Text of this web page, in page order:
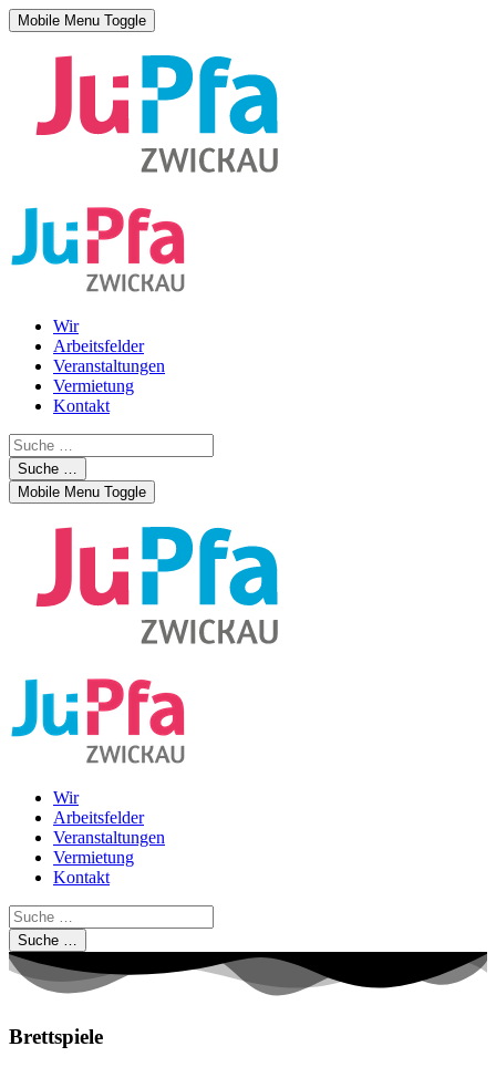
Mobile Menu Toggle
Wir
Arbeitsfelder
Veranstaltungen
Vermietung
Kontakt
Suche …
Mobile Menu Toggle
Wir
Arbeitsfelder
Veranstaltungen
Vermietung
Kontakt
Suche …
Brettspiele